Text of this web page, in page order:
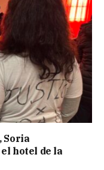
Soria
hotel de la